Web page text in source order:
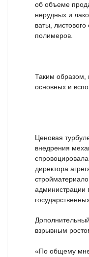
об объеме
нерудных и
ваты,
полимеров.
Таким образом,
основных и
Ценовая
внедрения
директора
администрации
взрывным
«По общему